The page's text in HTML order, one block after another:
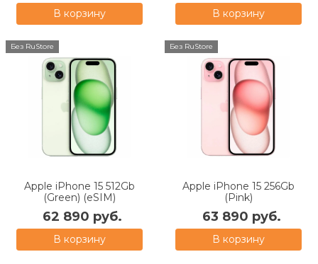
В корзину В корзину
Без RuStore
Apple iPhone 15 512Gb
(Green) (eSIM)
62 890 руб.
В корзину
Без RuStore
Apple iPhone 15 256Gb
(Pink)
63 890 руб.
В корзину